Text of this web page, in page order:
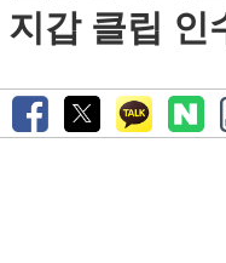
지갑 클립 인